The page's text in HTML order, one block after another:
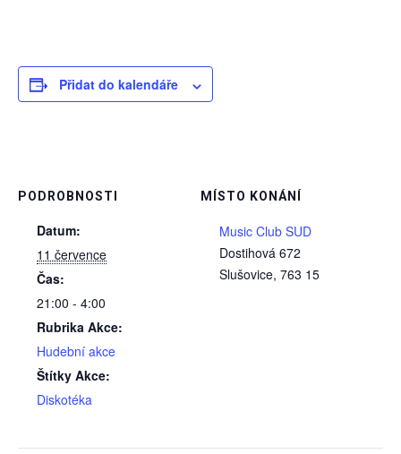
Přidat do kalendáře
PODROBNOSTI
Datum:
11 července
Čas:
21:00 - 4:00
Rubrika Akce:
Hudební akce
Štítky Akce:
Diskotéka
MÍSTO KONÁNÍ
Music Club SUD
Dostihová 672
Slušovice, 763 15